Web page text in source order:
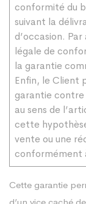
conformité du
suivant la
d’occasion.
légale de
la garantie
Enfin, le Client
garantie contre
au sens de
cette
vente ou une
conformément
Cette garantie